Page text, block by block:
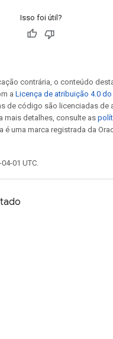
Isso foi útil?
contrária, o conteúdo
a Licença de atribuição 4.0 do
de código são licenciadas de
mais detalhes, consulte as
é uma marca registrada da
01 UTC.